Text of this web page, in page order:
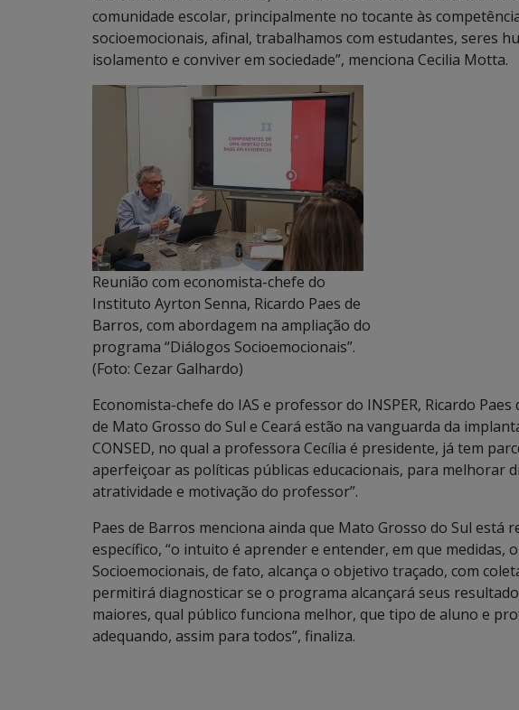
comunidade escolar, principalmente no tocante às
socioemocionais, afinal, trabalhamos com estudantes, seres
isolamento e conviver em sociedade”, menciona Cecilia Motta.
Reunião com economista-chefe do
Instituto Ayrton Senna, Ricardo Paes de
Barros, com abordagem na ampliação do
programa “Diálogos Socioemocionais”.
(Foto: Cezar Galhardo)
Economista-chefe do IAS e professor do INSPER, Ricardo
de Mato Grosso do Sul e Ceará estão na vanguarda da
CONSED, no qual a professora Cecília é presidente, já tem
aperfeiçoar as políticas públicas educacionais, para melhorar
atratividade e motivação do professor”.
Paes de Barros menciona ainda que Mato Grosso do Sul está
específico, “o intuito é aprender e entender, em que medidas,
Socioemocionais, de fato, alcança o objetivo traçado, com
permitirá diagnosticar se o programa alcançará seus
maiores, qual público funciona melhor, que tipo de aluno e
adequando, assim para todos”, finaliza.